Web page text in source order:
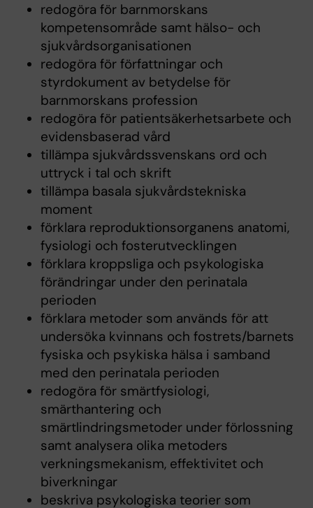
redogöra för barnmorskans
kompetensområde samt hälso- och
sjukvårdsorganisationen
redogöra för författningar och
styrdokument av betydelse för
barnmorskans profession
redogöra för patientsäkerhetsarbete och
evidensbaserad vård
tillämpa sjukvårdssvenskans ord och
uttryck i tal och skrift
tillämpa basala sjukvårdstekniska
moment
förklara reproduktionsorganens anatomi,
fysiologi och fosterutvecklingen
förklara kroppsliga och psykologiska
förändringar under den perinatala
perioden
förklara metoder som används för att
undersöka kvinnans och fostrets/barnets
fysiska och psykiska hälsa i samband
med den perinatala perioden
redogöra för smärtfysiologi,
smärthantering och
smärtlindringsmetoder under förlossning
samt analysera olika metoders
verkningsmekanism, effektivitet och
biverkningar
beskriva psykologiska teorier som